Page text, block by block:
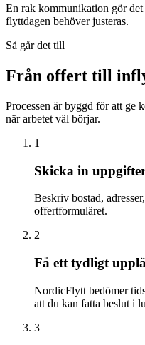
En rak kommunikation gör
flyttdagen behöver justeras.
Så går det till
Från offert till
Processen är byggd för att ge
när arbetet väl börjar.
1
Skicka in
Beskriv bostad,
offertformuläret.
2
Få ett tydligt
NordicFlytt bedömer
att du kan fatta beslut i
3